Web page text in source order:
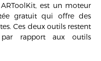
est un moteur
gratuit qui offre des
Ces deux outils restent
rapport aux outils